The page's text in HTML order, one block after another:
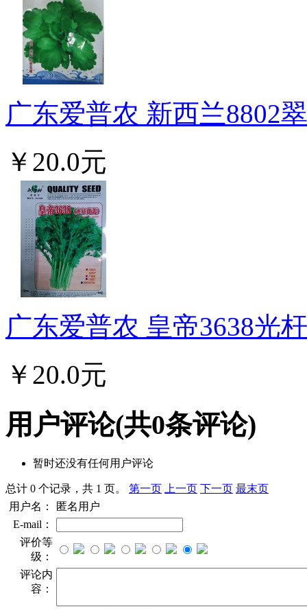
广东爱普农 新西兰8802
￥20.0元
广东爱普农 皇帝3638光
￥20.0元
用户评论(共0条评论)
暂时还没有任何用户评论
总计 0 个记录，共 1 页。 第一页 上一页 下一页 最末页
用户名：
匿名用户
E-mail：
评价等
级：
评论内
容：